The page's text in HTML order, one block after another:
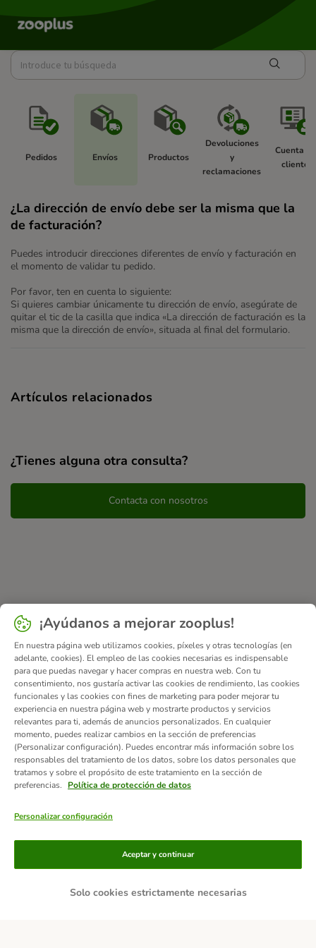
Pedidos Envíos Productos
Devoluciones
y
reclamaciones
Cuenta
cliente
¿La dirección de envío debe ser la misma que la
de facturación?
Puedes introducir direcciones diferentes de envío y facturación en
el momento de validar tu pedido.
Por favor, ten en cuenta lo siguiente:
Si quieres cambiar únicamente tu dirección de envío, asegúrate de
quitar el tic de la casilla que indica «La dirección de facturación es la
misma que la dirección de envío», situada al final del formulario.
Artículos relacionados
¿Tienes alguna otra consulta?
Contacta con nosotros
Métodos de pago
Contra-reembolso Transferencia
¡Ayúdanos a mejorar zooplus!
En nuestra página web utilizamos cookies, píxeles y otras tecnologías (en
adelante, cookies). El empleo de las cookies necesarias es indispensable
para que puedas navegar y hacer compras en nuestra web. Con tu
consentimiento, nos gustaría activar las cookies de rendimiento, las cookies
funcionales y las cookies con fines de marketing para poder mejorar tu
experiencia en nuestra página web y mostrarte productos y servicios
relevantes para ti, además de anuncios personalizados. En cualquier
momento, puedes realizar cambios en la sección de preferencias
(Personalizar configuración). Puedes encontrar más información sobre los
responsables del tratamiento de los datos, sobre los datos personales que
tratamos y sobre el propósito de este tratamiento en la sección de
preferencias.
Política de protección de datos
Personalizar configuración
Solo cookies estrictamente necesarias
Aceptar y continuar